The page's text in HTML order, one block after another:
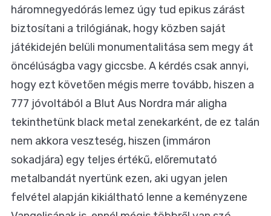
háromnegyedórás lemez úgy tud epikus zárást
biztosítani a trilógiának, hogy közben saját
játékidején belüli monumentalitása sem megy át
öncélúságba vagy giccsbe. A kérdés csak annyi,
hogy ezt követően mégis merre tovább, hiszen a
777 jóvoltából a Blut Aus Nordra már aligha
tekinthetünk black metal zenekarként, de ez talán
nem akkora veszteség, hiszen (immáron
sokadjára) egy teljes értékű, előremutató
metalbandát nyertünk ezen, aki ugyan jelen
felvétel alapján kikiáltható lenne a keményzene